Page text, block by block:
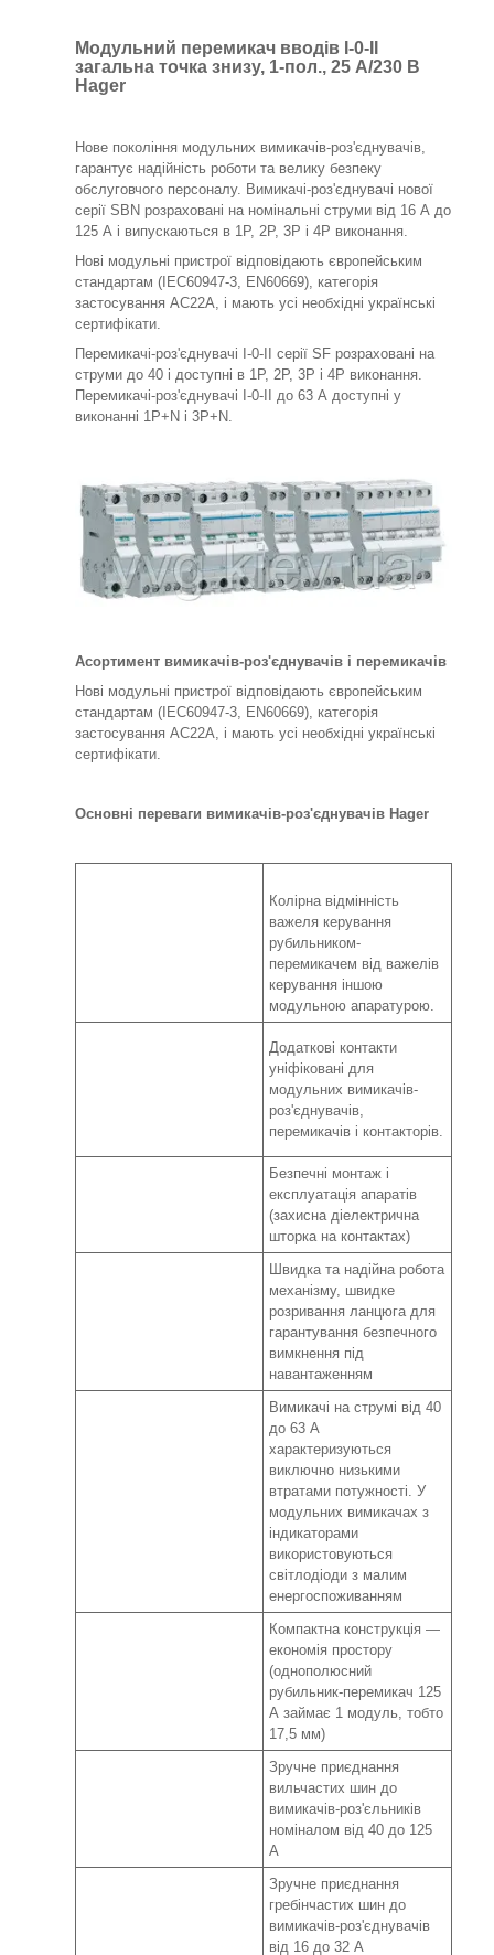
Модульний перемикач вводів I-0-II
загальна точка знизу, 1-пол., 25 А/230 В
Hager
Нове покоління модульних вимикачів-роз'єднувачів,
гарантує надійність роботи та велику безпеку
обслуговчого персоналу. Вимикачі-роз'єднувачі нової
серії SBN розраховані на номінальні струми від 16 А до
125 А і випускаються в 1Р, 2Р, 3Р і 4Р виконання.
Нові модульні пристрої відповідають європейським
стандартам (IEC60947-3, EN60669), категорія
застосування AC22A, і мають усі необхідні українські
сертифікати.
Перемикачі-роз'єднувачі I-0-II серії SF розраховані на
струми до 40 і доступні в 1P, 2P, 3P і 4P виконання.
Перемикачі-роз'єднувачі I-0-II до 63 А доступні у
виконанні 1P+N і 3P+N.
Асортимент вимикачів-роз'єднувачів і перемикачів
Нові модульні пристрої відповідають європейським
стандартам (IEC60947-3, EN60669), категорія
застосування AC22A, і мають усі необхідні українські
сертифікати.
Основні переваги вимикачів-роз'єднувачів Hager
Колірна відмінність
важеля керування
рубильником-
перемикачем від важелів
керування іншою
модульною апаратурою.
Додаткові контакти
уніфіковані для
модульних вимикачів-
роз'єднувачів,
перемикачів і контакторів.
Безпечні монтаж і
експлуатація апаратів
(захисна діелектрична
шторка на контактах)
Швидка та надійна робота
механізму, швидке
розривання ланцюга для
гарантування безпечного
вимкнення під
навантаженням
Вимикачі на струмі від 40
до 63 А
характеризуються
виключно низькими
втратами потужності. У
модульних вимикачах з
індикаторами
використовуються
світлодіоди з малим
енергоспоживанням
Компактна конструкція —
економія простору
(однополюсний
рубильник-перемикач 125
А займає 1 модуль, тобто
17,5 мм)
Зручне приєднання
вильчастих шин до
вимикачів-роз'єльників
номіналом від 40 до 125
А
Зручне приєднання
гребінчастих шин до
вимикачів-роз'єднувачів
від 16 до 32 А